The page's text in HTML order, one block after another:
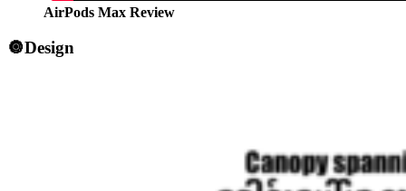
AirPods Max Review
🔘Design